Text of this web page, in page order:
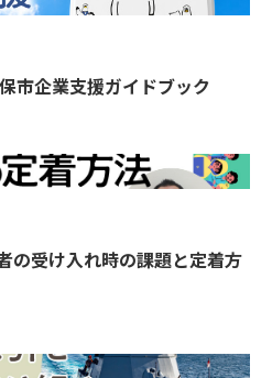
市企業支援ガイドブック
の受け入れ時の課題と定着方